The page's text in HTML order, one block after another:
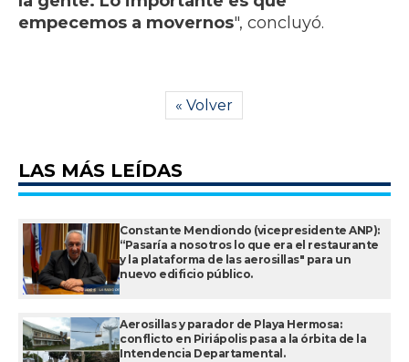
empecemos a movernos", concluyó.
« Volver
LAS MÁS LEÍDAS
Constante Mendiondo (vicepresidente ANP):
“Pasaría a nosotros lo que era el restaurante
y la plataforma de las aerosillas" para un
nuevo edificio público.
Aerosillas y parador de Playa Hermosa:
conflicto en Piriápolis pasa a la órbita de la
Intendencia Departamental.